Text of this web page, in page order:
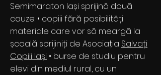
Semimaraton Iași sprijină două
cauze: • copiii fără posibilități
materiale care vor să meargă la
școală sprijiniți de Asociația Salvați
Copiii Iași • burse de studiu pentru
elevi din mediul rural, cu un